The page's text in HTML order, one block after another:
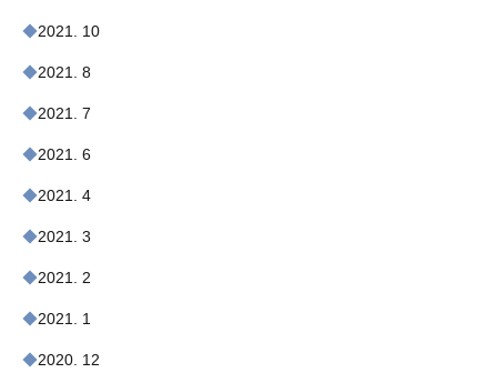
2021. 10
2021. 8
2021. 7
2021. 6
2021. 4
2021. 3
2021. 2
2021. 1
2020. 12